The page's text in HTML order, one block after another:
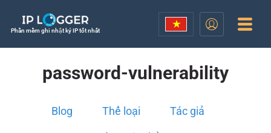
Phần mềm ghi nhật ký IP tốt nhất
password-vulnerability
Blog Thể loại Tác giả